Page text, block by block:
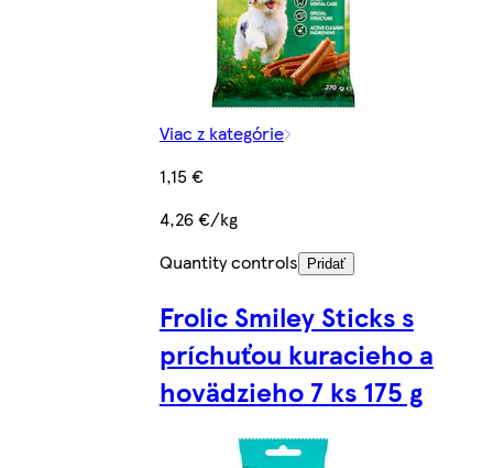
Viac z kategórie
1,15 €
4,26 €/kg
Quantity controls
Pridať
Frolic Smiley Sticks s
príchuťou kuracieho a
hovädzieho 7 ks 175 g